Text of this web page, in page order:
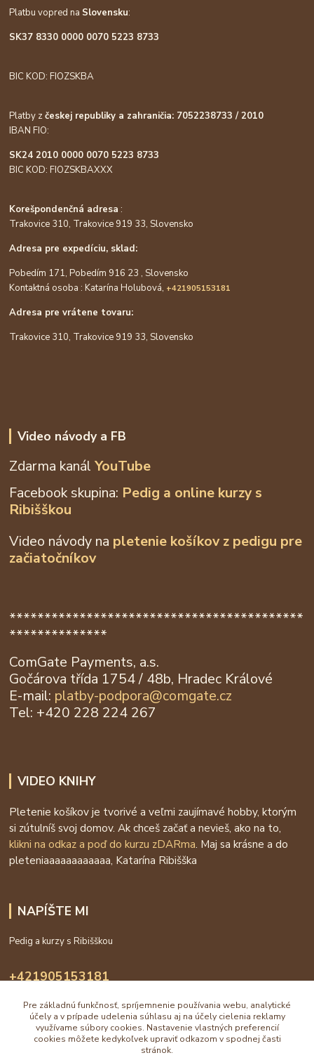
Platbu vopred na Slovensku:
SK37 8330 0000 0070 5223 8733
BIC KOD: FIOZSKBA
Platby zčeskej republiky a zahraničia: 7052238733 / 2010
IBAN FIO:
SK24 2010 0000 0070 5223 8733
BIC KOD: FIOZSKBAXXX
Korešpondenčná adresa :
Trakovice 310, Trakovice 919 33, Slovensko
Adresa pre expedíciu, sklad:
Pobedím 171, Pobedím 916 23 , Slovensko
Kontaktná osoba : Katarína Holubová, +421905153181
Adresa pre vrátene tovaru:
Trakovice 310, Trakovice 919 33, Slovensko
Video návody a FB
Zdarma kanálYouTube
Facebook skupina: Pedig a online kurzy s
Ribišškou
Video návody na pletenie košíkov z pedigu pre
začiatočníkov
******************************************
**************
ComGate Payments, a.s.
Gočárova třída 1754 / 48b, Hradec Králové
E-mail: platby-podpora@comgate.cz
Tel: +420 228 224 267
VIDEO KNIHY
Pletenie košíkov je tvorivé a veľmi zaujímavé hobby, ktorým
si zútulníš svoj domov. Ak chceš začať a nevieš, ako na to,
klikni na odkaz a poď do kurzu zDARma. Maj sa krásne a do
pleteniaaaaaaaaaaaa, Katarína Ribišška
NAPÍŠTE MI
Pedig a kurzy s Ribišškou
+421905153181
info@katarinaholub.sk
Pre základnú funkčnosť, spríjemnenie používania webu, analytické
účely a v prípade udelenia súhlasu aj na účely cielenia reklamy
využívame súbory cookies. Nastavenie vlastných preferencií
cookies môžete kedykoľvek upraviť odkazom v spodnej časti
stránok.